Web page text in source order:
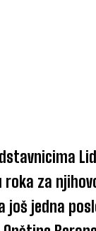
za
još jedna